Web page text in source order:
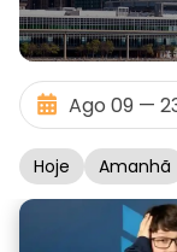
Hoje Amanhã